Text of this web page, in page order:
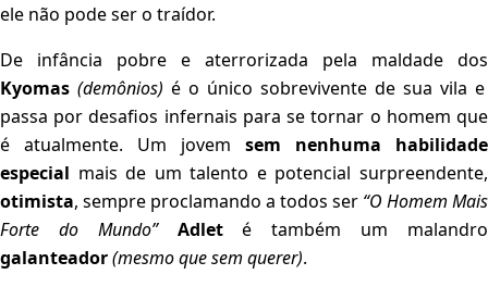
ele não pode ser o traídor.
De infância pobre e aterrorizada pela maldade dos
Kyomas (demônios) é o único sobrevivente de sua vila e
passa por desafios infernais para se tornar o homem que
é atualmente. Um jovem sem nenhuma habilidade
especial mais de um talento e potencial surpreendente,
otimista, sempre proclamando a todos ser “O Homem Mais
Forte do Mundo”
Adleté também um malandro
galanteador(mesmo que sem querer).